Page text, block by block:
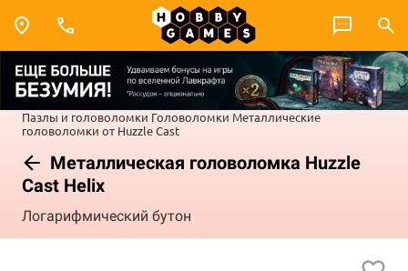
Пазлы и головоломки Головоломки Металлические
головоломки от Huzzle Cast
Металлическая головоломка Huzzle
Cast Helix
Логарифмический бутон